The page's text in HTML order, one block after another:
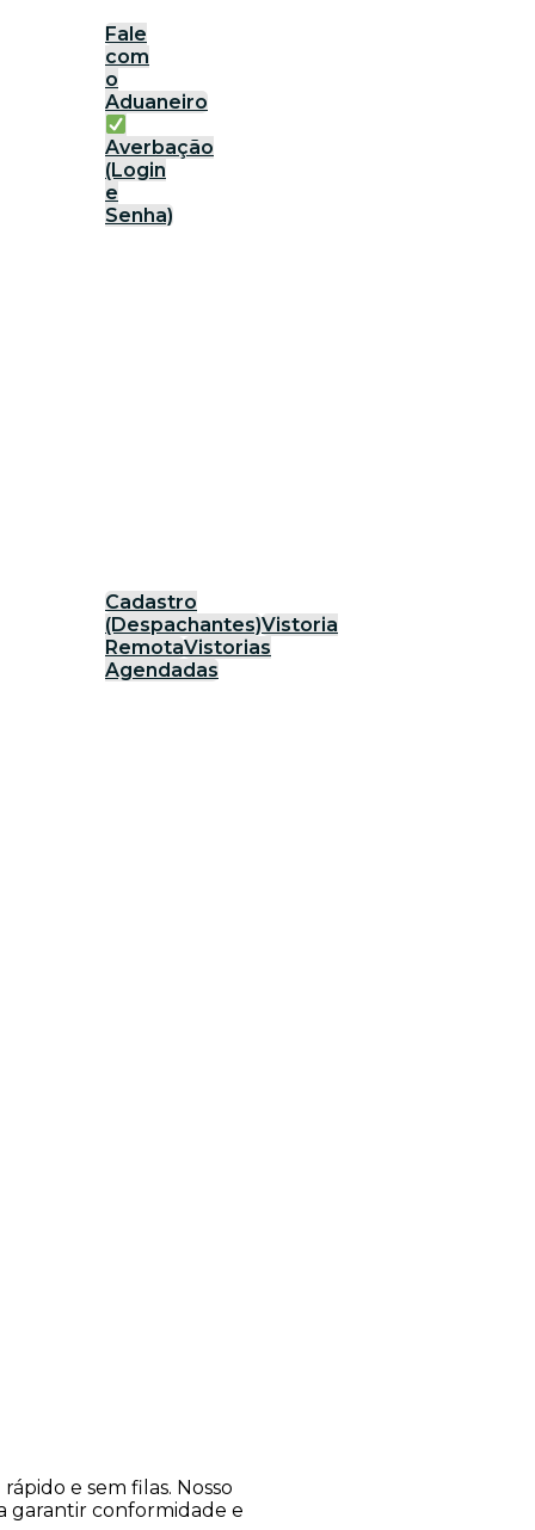
Fale
com
o
Aduaneiro
Averbação
(Login
e
Senha)
Cadastro
(Despachantes)Vistoria
RemotaVistorias
Agendadas
e sem filas. Nosso
garantir conformidade e